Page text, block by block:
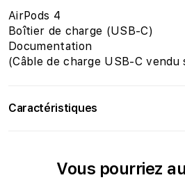
AirPods 4
Boîtier de charge (USB-C)
Documentation
(Câble de charge USB-C vendu
Caractéristiques
Recharge sans fil Non
Vous pourriez